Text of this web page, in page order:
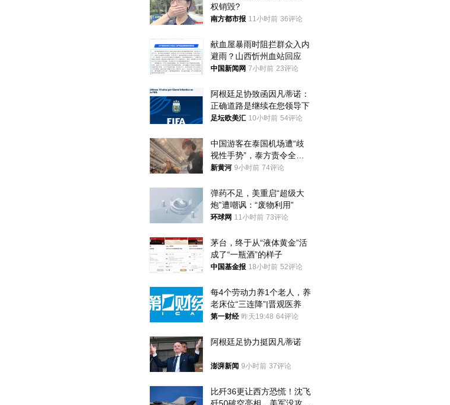
权销毁?
南方都市报 11小时前 36评论
献血屋暴雨时阻拦群众入内
避雨？山西忻州血站回应
中国新闻网 7小时前 23评论
阿根廷足协致函因凡蒂诺：
正确道路是继续在您领导下
足坛欧美汇 10小时前 54评论
中国游客在泰国机场遭“歧
视性手势”，泰方责令全面
调查，对责任人采取最严厉
新黄河 9小时前 74评论
弹药不足，美重启“超级大
炮”遭嘲讽：“废物利用”
环球网 11小时前 73评论
茅台，终于从“液体黄金”活
成了“一瓶酒”的样子
中国基金报 18小时前 52评论
每4个劳动力养1个老人，养
老床位“三连降”|晋观医养
第一财经 昨天19:48 64评论
阿根廷足协力挺因凡蒂诺
澎湃新闻 9小时前 37评论
比歼36更让西方恐慌！沈飞